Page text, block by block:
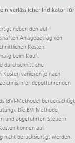
verlässlicher Indikator für
neben den auf
Anlagebetrag von
Kosten:
beim Kauf,
durchschnittliche
Kosten variieren je nach
Ihrer depotführenden
(BVI-Methode) berücksichtigt
Die BVI Methode
und abgeführten Steuern
können auf
nicht berücksichtigt werden.